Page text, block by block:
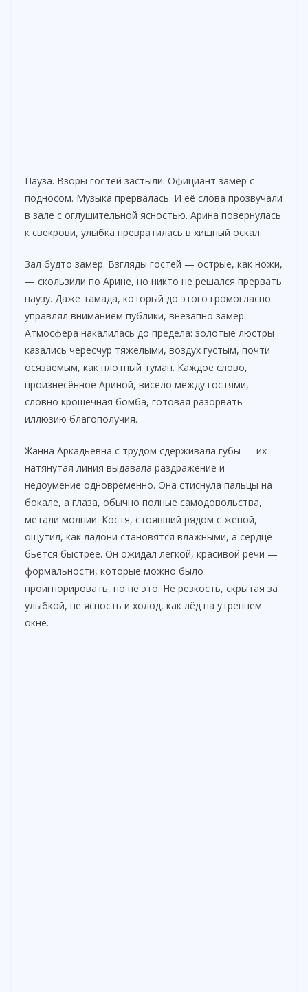
Пауза. Взоры гостей застыли. Официант замер с
подносом. Музыка прервалась. И её слова прозвучали
в зале с оглушительной ясностью. Арина повернулась
к свекрови, улыбка превратилась в хищный оскал.
Зал будто замер. Взгляды гостей — острые, как ножи,
— скользили по Арине, но никто не решался прервать
паузу. Даже тамада, который до этого громогласно
управлял вниманием публики, внезапно замер.
Атмосфера накалилась до предела: золотые люстры
казались чересчур тяжёлыми, воздух густым, почти
осязаемым, как плотный туман. Каждое слово,
произнесённое Ариной, висело между гостями,
словно крошечная бомба, готовая разорвать
иллюзию благополучия.
Жанна Аркадьевна с трудом сдерживала губы — их
натянутая линия выдавала раздражение и
недоумение одновременно. Она стиснула пальцы на
бокале, а глаза, обычно полные самодовольства,
метали молнии. Костя, стоявший рядом с женой,
ощутил, как ладони становятся влажными, а сердце
бьётся быстрее. Он ожидал лёгкой, красивой речи —
формальности, которые можно было
проигнорировать, но не это. Не резкость, скрытая за
улыбкой, не ясность и холод, как лёд на утреннем
окне.